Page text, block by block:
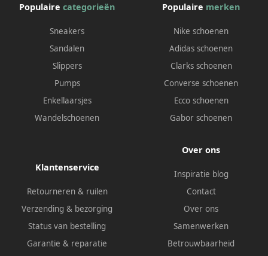
Populaire categorieën
Sneakers
Sandalen
Slippers
Pumps
Enkellaarsjes
Wandelschoenen
Populaire merken
Nike schoenen
Adidas schoenen
Clarks schoenen
Converse schoenen
Ecco schoenen
Gabor schoenen
Klantenservice
Retourneren & ruilen
Verzending & bezorging
Status van bestelling
Garantie & reparatie
Over ons
Inspiratie blog
Contact
Over ons
Samenwerken
Betrouwbaarheid